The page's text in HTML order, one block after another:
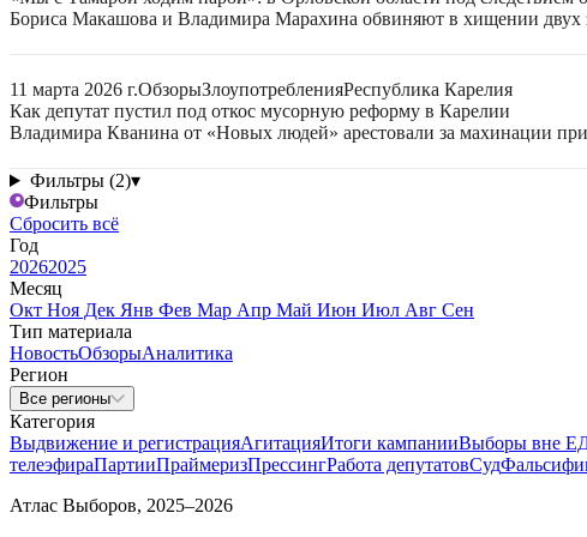
Бориса Макашова и Владимира Марахина обвиняют в хищении двух
11 марта 2026 г.ОбзорыЗлоупотребленияРеспублика Карелия
Как депутат пустил под откос мусорную реформу в Карелии
Владимира Кванина от «Новых людей» арестовали за махинации
Фильтры (2)▾
Фильтры
Сбросить всё
Год
20262025
Месяц
Окт Ноя Дек Янв Фев Мар Апр Май Июн Июл Авг Сен
Тип материала
НовостьОбзорыАналитика
Регион
Все регионы
Категория
Выдвижение и регистрацияАгитацияИтоги кампанииВыборы вне
телеэфираПартииПраймеризПрессингРабота депутатовСуд
Атлас Выборов, 2025–2026